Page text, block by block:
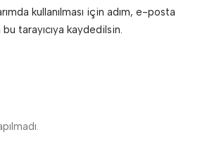
kullanılması için adım, e-posta
tarayıcıya kaydedilsin.